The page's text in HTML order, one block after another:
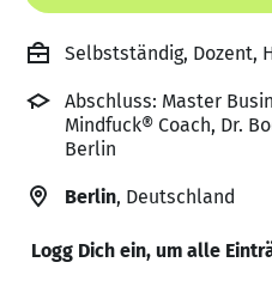
Selbstständig, Dozent,
Abschluss: Master
Mindfuck® Coach, Dr.
Berlin
Berlin, Deutschland
Logg Dich ein, um alle